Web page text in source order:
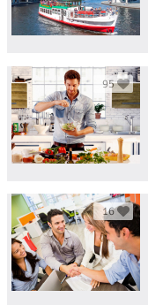
95
16